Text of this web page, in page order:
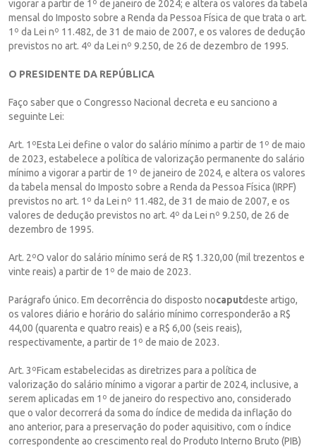
vigorar a partir de 1º de janeiro de 2024; e altera os valores da tabela
mensal do Imposto sobre a Renda da Pessoa Física de que trata o art.
1º da Lei nº 11.482, de 31 de maio de 2007, e os valores de dedução
previstos no art. 4º da Lei nº 9.250, de 26 de dezembro de 1995.
O PRESIDENTE DA REPÚBLICA
Faço saber que o Congresso Nacional decreta e eu sanciono a
seguinte Lei:
Art. 1ºEsta Lei define o valor do salário mínimo a partir de 1º de maio
de 2023, estabelece a política de valorização permanente do salário
mínimo a vigorar a partir de 1º de janeiro de 2024, e altera os valores
da tabela mensal do Imposto sobre a Renda da Pessoa Física (IRPF)
previstos no art. 1º da Lei nº 11.482, de 31 de maio de 2007, e os
valores de dedução previstos no art. 4º da Lei nº 9.250, de 26 de
dezembro de 1995.
Art. 2ºO valor do salário mínimo será de R$ 1.320,00 (mil trezentos e
vinte reais) a partir de 1º de maio de 2023.
Parágrafo único. Em decorrência do disposto nocaputdeste artigo,
os valores diário e horário do salário mínimo corresponderão a R$
44,00 (quarenta e quatro reais) e a R$ 6,00 (seis reais),
respectivamente, a partir de 1º de maio de 2023.
Art. 3ºFicam estabelecidas as diretrizes para a política de
valorização do salário mínimo a vigorar a partir de 2024, inclusive, a
serem aplicadas em 1º de janeiro do respectivo ano, considerado
que o valor decorrerá da soma do índice de medida da inflação do
ano anterior, para a preservação do poder aquisitivo, com o índice
correspondente ao crescimento real do Produto Interno Bruto (PIB)